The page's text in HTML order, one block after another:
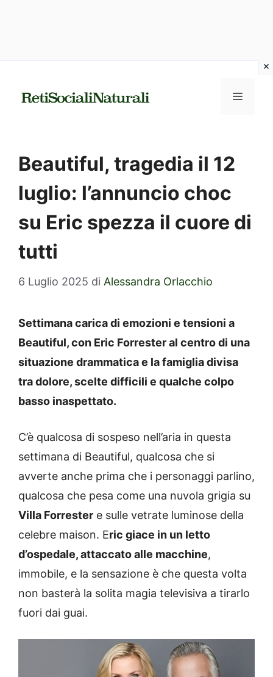
MENU
Beautiful, tragedia il 12
luglio: l’annuncio choc
su Eric spezza il cuore di
tutti
6 Luglio 2025 di Alessandra Orlacchio
Settimana carica di emozioni e tensioni a
Beautiful, con Eric Forrester al centro di una
situazione drammatica e la famiglia divisa
tra dolore, scelte difficili e qualche colpo
basso inaspettato.
C’è qualcosa di sospeso nell’aria in questa
settimana di Beautiful, qualcosa che si
avverte anche prima che i personaggi parlino,
qualcosa che pesa come una nuvola grigia su
Villa Forrester e sulle vetrate luminose della
celebre maison. Eric giace in un letto
d’ospedale, attaccato alle macchine,
immobile, e la sensazione è che questa volta
non basterà la solita magia televisiva a tirarlo
fuori dai guai.